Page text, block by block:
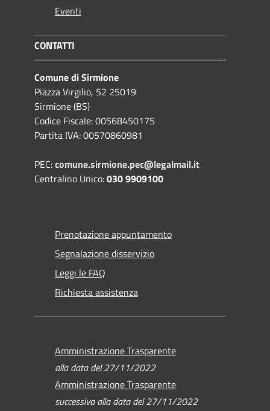
Eventi
CONTATTI
Comune di Sirmione
Piazza Virgilio, 52 25019
Sirmione (BS)
Codice Fiscale: 00568450175
Partita IVA: 00570860981
PEC:comune.sirmione.pec@legalmail.it
Centralino Unico:030 9909100
Prenotazione appuntamento
Segnalazione disservizio
Leggi le FAQ
Richiesta assistenza
Amministrazione Trasparente
alla data del 27/11/2022
Amministrazione Trasparente
successiva alla data del 27/11/2022